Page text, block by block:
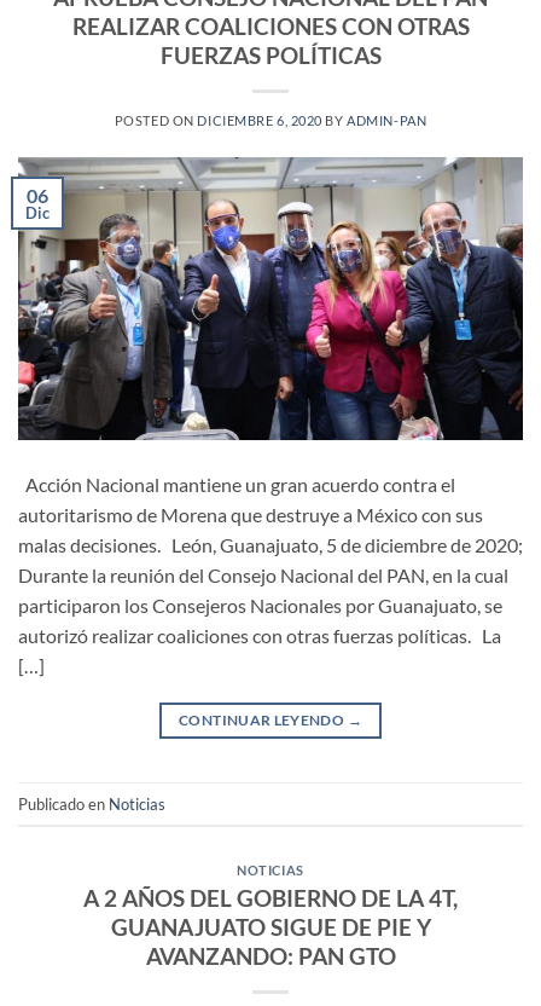
REALIZAR COALICIONES CON OTRAS
FUERZAS POLÍTICAS
POSTED ON DICIEMBRE 6, 2020 BYADMIN-PAN
06
Dic
Acción Nacional mantiene un gran acuerdo contra el
autoritarismo de Morena que destruye a México con sus
malas decisiones. León, Guanajuato, 5 de diciembre de 2020;
Durante la reunión del Consejo Nacional del PAN, en la cual
participaron los Consejeros Nacionales por Guanajuato, se
autorizó realizar coaliciones con otras fuerzas políticas. La
[…]
CONTINUAR LEYENDO →
Publicado en Noticias
NOTICIAS
A 2 AÑOS DEL GOBIERNO DE LA 4T,
GUANAJUATO SIGUE DE PIE Y
AVANZANDO: PAN GTO